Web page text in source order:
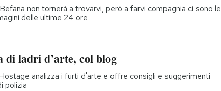
non tornerà a trovarvi, però a farvi compagnia ci sono le
delle ultime 24 ore
di ladri d’arte, col blog
analizza i furti d'arte e offre consigli e suggerimenti
polizia